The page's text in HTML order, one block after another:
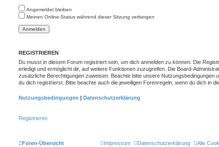
Angemeldet bleiben
Meinen Online-Status während dieser Sitzung verbergen
REGISTRIEREN
Du musst in diesem Forum registriert sein, um dich anmelden zu können. Die
erledigt und ermöglicht dir, auf weitere Funktionen zuzugreifen. Die Board-
zusätzliche Berechtigungen zuweisen. Beachte bitte unsere Nutzungsbedingungen
du dich registrierst. Bitte beachte auch die jeweiligen Forenregeln, wenn du dich in
Nutzungsbedingungen | Datenschutzerklärung
Registrieren
Foren-Übersicht Alle
Datenschutzerklärung
Impressum